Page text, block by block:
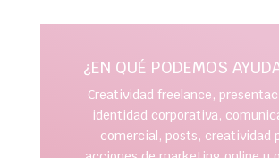
¿EN QUÉ PODEMOS
Creatividad freelance,
identidad corporativa,
comercial, posts, creatividad